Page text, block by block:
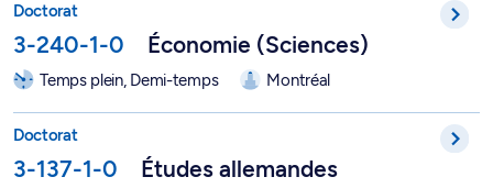
Doctorat
3-240-1-0 Économie (Sciences)
Temps plein, Demi-temps Montréal
Doctorat
3-137-1-0 Études allemandes